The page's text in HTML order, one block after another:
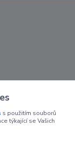
s použitím souborů
týkající se Vašich